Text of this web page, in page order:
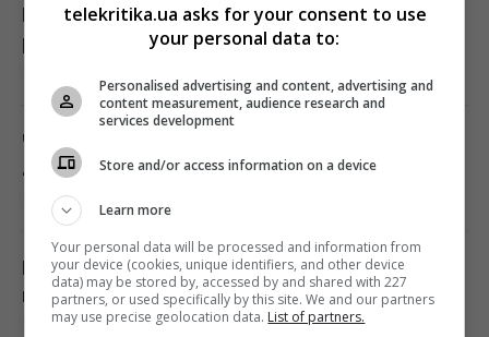
Козли-зрадники допомогли знищити своїх
родичів на цілому архіпелазі
Чоловік врятував спраглого лелеку під час
40-градусної спеки: зворушливе відео
14:00 п'ятниця, 07 серпня 2026
Навіщо залишати серветку на підлозі:
простий трюк для кухні
13:54 п'ятниця, 07 серпня 2026
telekritika.ua asks for your consent to use
your personal data to:
Personalised advertising and content, advertising and
content measurement, audience research and
services development
Store and/or access information on a device
Learn more
Your personal data will be processed and information from
your device (cookies, unique identifiers, and other device
data) may be stored by, accessed by and shared with 227
partners, or used specifically by this site. We and our partners
may use precise geolocation data. List of partners.